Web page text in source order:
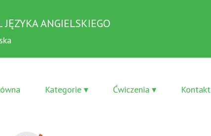
JĘZYKA ANGIELSKIEGO
Kategorie ▾ Ćwiczenia ▾ Kontakt